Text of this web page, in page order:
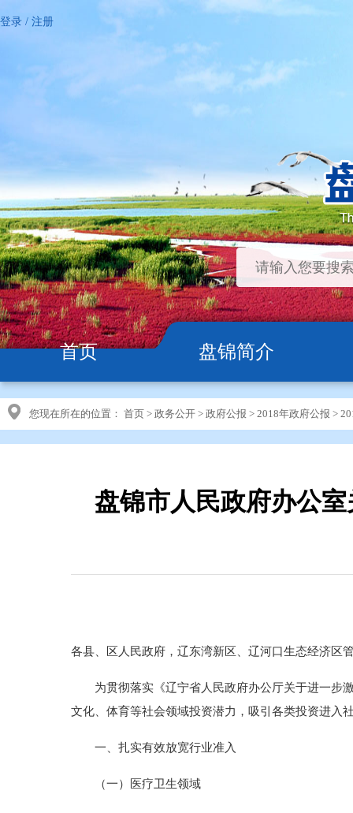
登录 / 注册
首页 盘锦简介
您现在所在的位置： 首页 > 政务公开 > 政府公报 > 2018年政府公报 >
盘锦市人民政府办公
各县、区人民政府，辽东湾新区、辽河口生态经济区
为贯彻落实《辽宁省人民政府办公厅关于进一步激
文化、体育等社会领域投资潜力，吸引各类投资进入
一、扎实有效放宽行业准入
（一）医疗卫生领域